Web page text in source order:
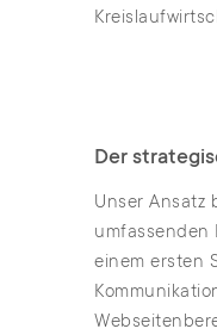
Der
Unser Ansatz
umfassenden
einem ersten